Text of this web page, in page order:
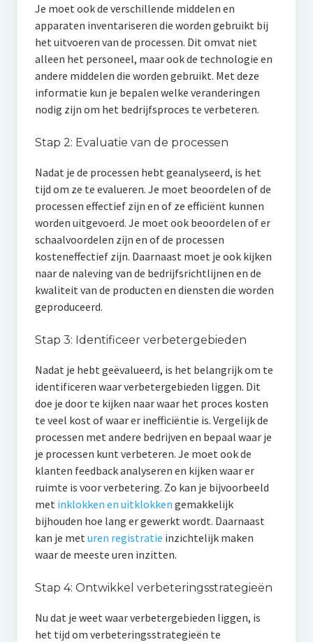
Je moet ook de verschillende middelen en
apparaten inventariseren die worden gebruikt bij
het uitvoeren van de processen. Dit omvat niet
alleen het personeel, maar ook de technologie en
andere middelen die worden gebruikt. Met deze
informatie kun je bepalen welke veranderingen
nodig zijn om het bedrijfsproces te verbeteren.
Stap 2: Evaluatie van de processen
Nadat je de processen hebt geanalyseerd, is het
tijd om ze te evalueren. Je moet beoordelen of de
processen effectief zijn en of ze efficiënt kunnen
worden uitgevoerd. Je moet ook beoordelen of er
schaalvoordelen zijn en of de processen
kosteneffectief zijn. Daarnaast moet je ook kijken
naar de naleving van de bedrijfsrichtlijnen en de
kwaliteit van de producten en diensten die worden
geproduceerd.
Stap 3: Identificeer verbetergebieden
Nadat je hebt geëvalueerd, is het belangrijk om te
identificeren waar verbetergebieden liggen. Dit
doe je door te kijken naar waar het proces kosten
te veel kost of waar er inefficiëntie is. Vergelijk de
processen met andere bedrijven en bepaal waar je
je processen kunt verbeteren. Je moet ook de
klanten feedback analyseren en kijken waar er
ruimte is voor verbetering. Zo kan je bijvoorbeeld
met inklokken en uitklokken gemakkelijk
bijhouden hoe lang er gewerkt wordt. Daarnaast
kan je met uren registratie inzichtelijk maken
waar de meeste uren inzitten.
Stap 4: Ontwikkel verbeteringsstrategieën
Nu dat je weet waar verbetergebieden liggen, is
het tijd om verbeteringsstrategieën te